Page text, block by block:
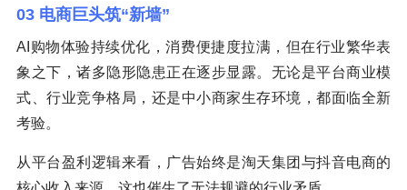
03 电商巨头筑“新墙”
AI购物体验持续优化，消费便捷度拉满，但在行业繁华表
象之下，诸多隐形隐患正在逐步显露。无论是平台商业模
式、行业竞争格局，还是中小商家生存环境，都面临全新
考验。
从平台盈利逻辑来看，广告始终是淘天集团与抖音电商的